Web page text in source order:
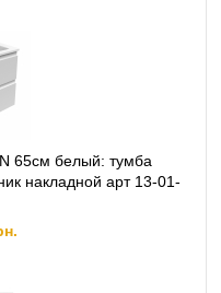
65см белый: тумба
накладной арт 13-01-